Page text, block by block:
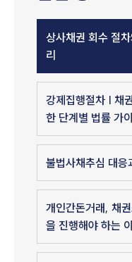
상사채권 회수 절
리
강제집행절차 | 채
한 단계별 법률 가
불법사채추심 대응
개인간돈거래, 채
을 진행해야 하는